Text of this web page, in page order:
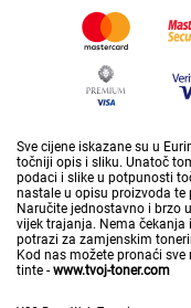
Sve cijene iskazane su u
točniji opis i sliku. Unatoč
podaci i slike u potpunosti
nastale u opisu proizvoda te
Naručite jednostavno i brzo
vijek trajanja. Nema čekanja
potrazi za zamjenskim
Kod nas možete pronaći
tinte - www.tvoj-toner.com